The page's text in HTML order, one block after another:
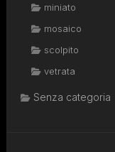
miniato
mosaico
scolpito
vetrata
Senza categoria